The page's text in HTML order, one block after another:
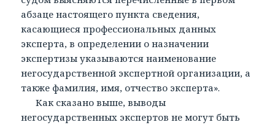
абзаце настоящего пункта сведения,
касающиеся профессиональных данных
эксперта, в определении о назначении
экспертизы указываются наименование
негосударственной экспертной организации, а
также фамилия, имя, отчество эксперта».
Как сказано выше, выводы
негосударственных экспертов не могут быть